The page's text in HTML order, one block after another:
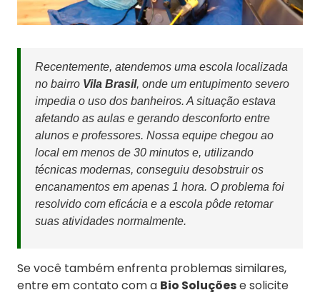
Recentemente, atendemos uma escola localizada
no bairro Vila Brasil, onde um entupimento severo
impedia o uso dos banheiros. A situação estava
afetando as aulas e gerando desconforto entre
alunos e professores. Nossa equipe chegou ao
local em menos de 30 minutos e, utilizando
técnicas modernas, conseguiu desobstruir os
encanamentos em apenas 1 hora. O problema foi
resolvido com eficácia e a escola pôde retomar
suas atividades normalmente.
Se você também enfrenta problemas similares,
entre em contato com a Bio Soluçõese solicite